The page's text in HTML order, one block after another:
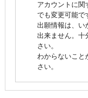
アカウントに関
でも変更可能で
出願情報は、い
出来ません。十
さい。
わからないこと
さい。